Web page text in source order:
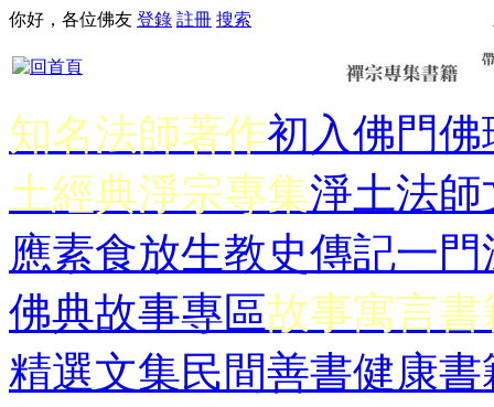
你好，各位佛友 登錄 註冊 搜索
知名法師著作初入佛門佛
土經典淨宗專集淨土法師
應素食放生教史傳記一門
佛典故事專區故事寓言書
精選文集民間善書健康書